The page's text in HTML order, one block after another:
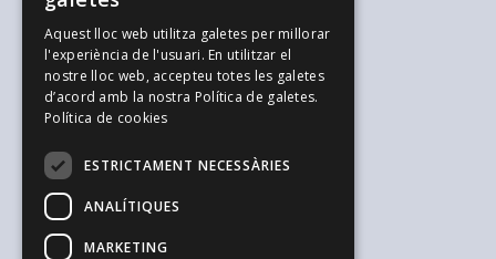
Segons les teves necessitats
Per a tu i la teva família
Per als teus estalvis i inversions
Per a la teva empresa
L'alternativa als Autònoms
Treballa amb nosaltres
El Blog de l'Enginyeria
Blog de Joves Inspirit Mútua
El Blog de Serpreco
Suggeriments i Reclamacions
ENGLISH
Aquest lloc web utilitza galetes per millorar
l'experiència de l'usuari. En utilitzar el
nostre lloc web, accepteu totes les galetes
d’acord amb la nostra Política de galetes.
Política de cookies
ESTRICTAMENT NECESSÀRIES
ANALÍTIQUES
MARKETING